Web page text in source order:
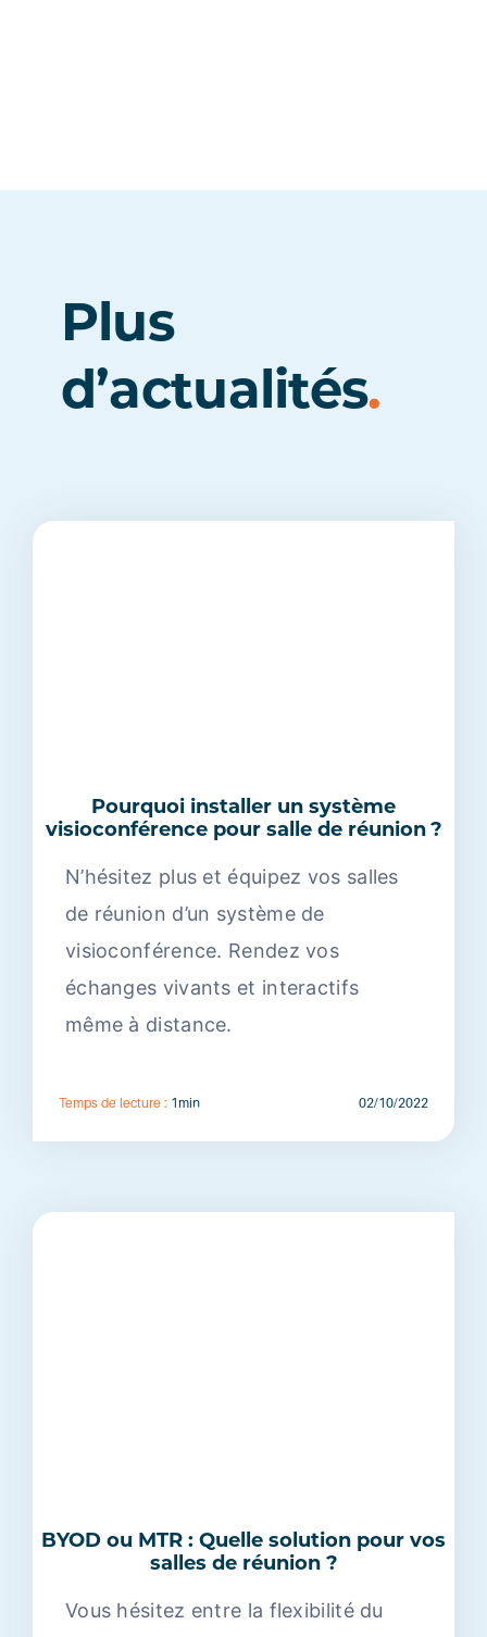
Plus
d’actualités.
Pourquoi installer un système
visioconférence pour salle de réunion ?
N’hésitez plus et équipez vos salles
de réunion d’un système de
visioconférence. Rendez vos
échanges vivants et interactifs
même à distance.
Temps de lecture : 1min 02/10/2022
BYOD ou MTR : Quelle solution pour vos
salles de réunion ?
Vous hésitez entre la flexibilité du